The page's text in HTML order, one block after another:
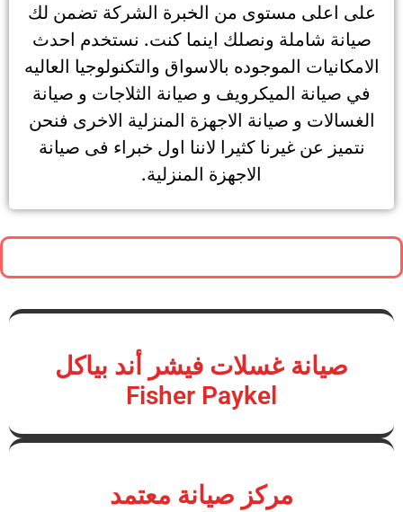
على اعلى مستوى من الخبرة الشركة تضمن لك
صيانة شاملة ونصلك اينما كنت. نستخدم احدث
الامكانيات الموجوده بالاسواق والتكنولوجيا العاليه
في صيانة الميكرويف و صيانة الثلاجات و صيانة
الغسالات و صيانة الاجهزة المنزلية الاخرى فنحن
نتميز عن غيرنا كثيرا لاننا اول خبراء فى صيانة
الاجهزة المنزلية.
صيانة غسلات فيشر أند بياكل
Fisher Paykel
مركز صيانة معتمد